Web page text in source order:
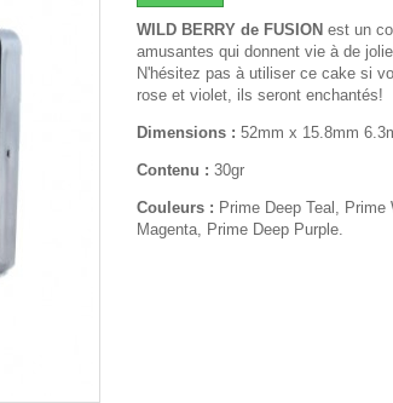
WILD BERRY de FUSION est un
amusantes qui donnent vie à de
N'hésitez pas à utiliser ce cake si
rose et violet, ils seront enchantés!
Dimensions : 52mm x 15.8mm
Contenu : 30gr
Couleurs : Prime Deep Teal,
Magenta, Prime Deep Purple.